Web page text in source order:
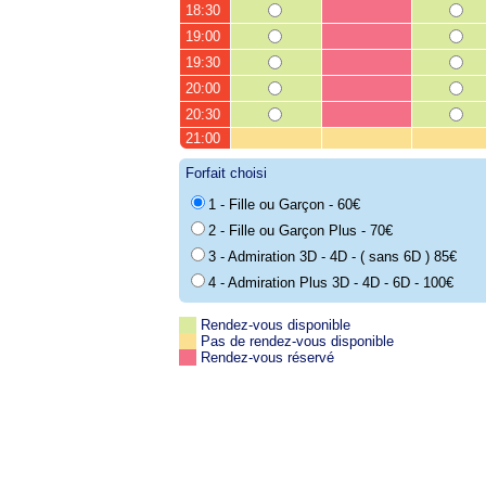
18:30
19:00
19:30
20:00
20:30
21:00
Forfait choisi
1 - Fille ou Garçon - 60€
2 - Fille ou Garçon Plus - 70€
3 - Admiration 3D - 4D - ( sans 6D ) 85€
4 - Admiration Plus 3D - 4D - 6D - 100€
Rendez-vous disponible
Pas de rendez-vous disponible
Rendez-vous réservé